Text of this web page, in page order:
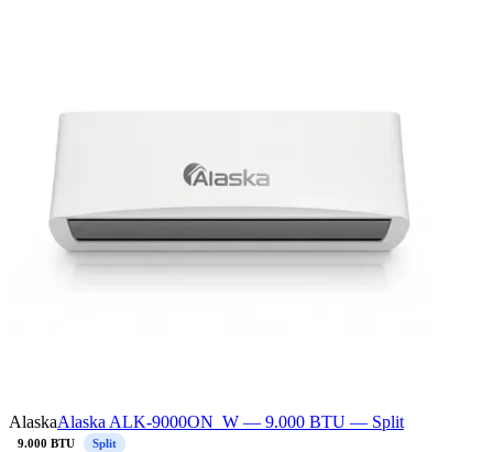
AlaskaAlaska ALK-9000ON_W — 9.000 BTU — Split
9.000 BTU Split